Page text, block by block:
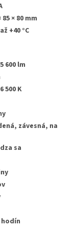
85 × 80 mm
+40 °C
600 lm
500 K
závesná, na
sa
hodín